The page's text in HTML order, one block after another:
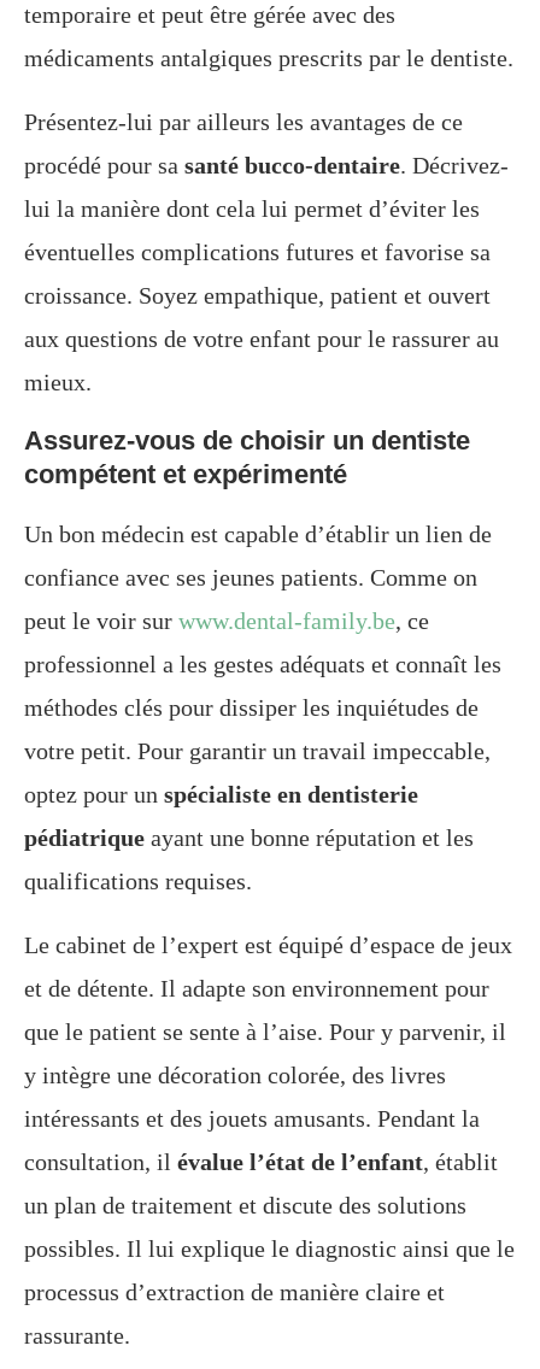
temporaire et peut être gérée avec des
médicaments antalgiques prescrits par le dentiste.
Présentez-lui par ailleurs les avantages de ce
procédé pour sa santé bucco-dentaire. Décrivez-
lui la manière dont cela lui permet d’éviter les
éventuelles complications futures et favorise sa
croissance. Soyez empathique, patient et ouvert
aux questions de votre enfant pour le rassurer au
mieux.
Assurez-vous de choisir un dentiste
compétent et expérimenté
Un bon médecin est capable d’établir un lien de
confiance avec ses jeunes patients. Comme on
peut le voir sur www.dental-family.be, ce
professionnel a les gestes adéquats et connaît les
méthodes clés pour dissiper les inquiétudes de
votre petit. Pour garantir un travail impeccable,
optez pour un spécialiste en dentisterie
pédiatrique ayant une bonne réputation et les
qualifications requises.
Le cabinet de l’expert est équipé d’espace de jeux
et de détente. Il adapte son environnement pour
que le patient se sente à l’aise. Pour y parvenir, il
y intègre une décoration colorée, des livres
intéressants et des jouets amusants. Pendant la
consultation, il évalue l’état de l’enfant, établit
un plan de traitement et discute des solutions
possibles. Il lui explique le diagnostic ainsi que le
processus d’extraction de manière claire et
rassurante.